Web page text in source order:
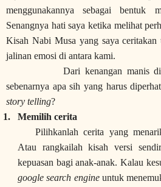
menggunakannya sebagai
Senangnya hati saya ketika melihat
Kisah Nabi Musa yang saya ceritakan
jalinan emosi di antara kami.
Dari kenangan manis
sebenarnya apa sih yang harus
story telling?
1.
Memilih cerita
Pilihkanlah cerita yang
Atau rangkailah kisah versi
kepuasan bagi anak-anak. Kalau
google search engineuntuk